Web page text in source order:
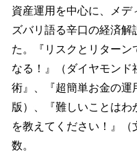
資産運用を中心に、メデ
ズバリ語る辛口の経済解
た。『リスクとリターン
なる！』（ダイヤモンド
術』、『超簡単お金の運
版）、『難しいことは
を教えてください！』
数。